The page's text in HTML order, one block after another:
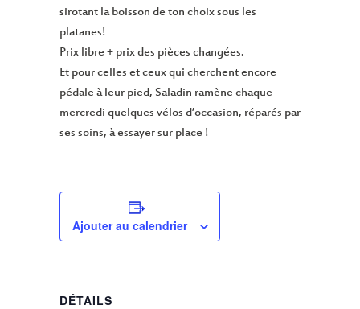
sirotant la boisson de ton choix sous les
platanes!
Prix libre + prix des pièces changées.
Et pour celles et ceux qui cherchent encore
pédale à leur pied, Saladin ramène chaque
mercredi quelques vélos d’occasion, réparés par
ses soins, à essayer sur place !
Ajouter au calendrier
DÉTAILS